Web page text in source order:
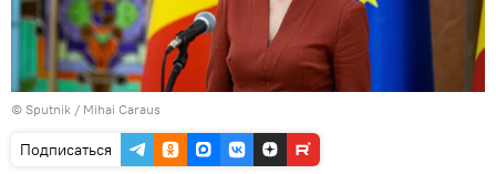
© Sputnik / Mihai Caraus
Подписаться